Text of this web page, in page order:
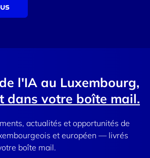
l'IA au Luxembourg,
dans votre boîte mail.
actualités et opportunités de
et européen — livrés
boîte mail.